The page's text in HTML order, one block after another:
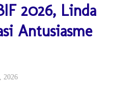
2026, Linda
Antusiasme
2026